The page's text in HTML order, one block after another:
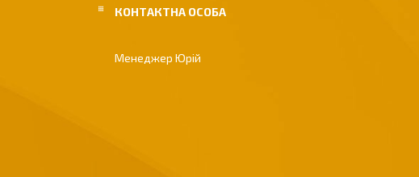
Менеджер Юрій